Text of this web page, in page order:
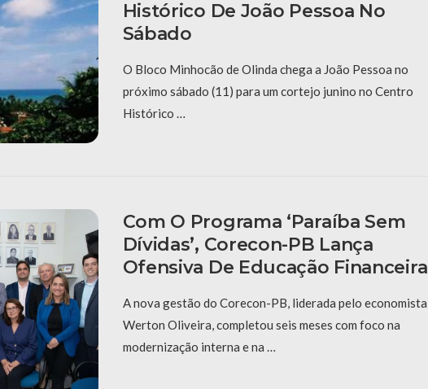
Histórico De João Pessoa No
Sábado
O Bloco Minhocão de Olinda chega a João Pessoa no
próximo sábado (11) para um cortejo junino no Centro
Histórico …
Com O Programa ‘Paraíba Sem
Dívidas’, Corecon-PB Lança
Ofensiva De Educação Financeira
A nova gestão do Corecon-PB, liderada pelo economista
Werton Oliveira, completou seis meses com foco na
modernização interna e na …